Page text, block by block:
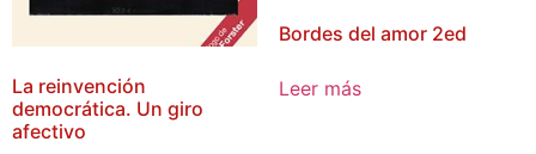
La reinvención
democrática. Un giro
afectivo
Bordes del amor 2ed
Leer más